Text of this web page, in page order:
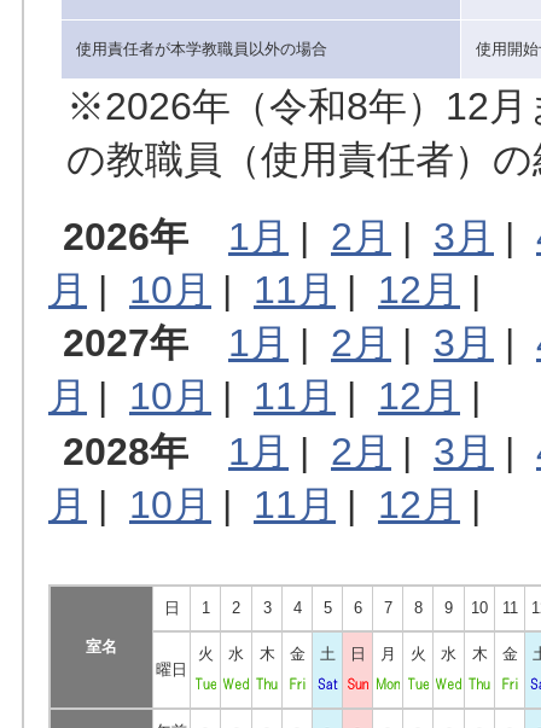
使用責任者が本学教職員以外の場合 使用開
※2026年（令和8年）12
の教職員（使用責任者）
2026年
1月 | 2月 | 3月 |
月 | 10月 | 11月 | 12月 |
2027年
1月 | 2月 | 3月 |
月 | 10月 | 11月 | 12月 |
2028年
1月 | 2月 | 3月 |
月 | 10月 | 11月 | 12月 |
室名
日 1 2 3 4 5 6 7 8 9 10 11
曜日
火 水 木 金 土 日 月 火 水 木 金